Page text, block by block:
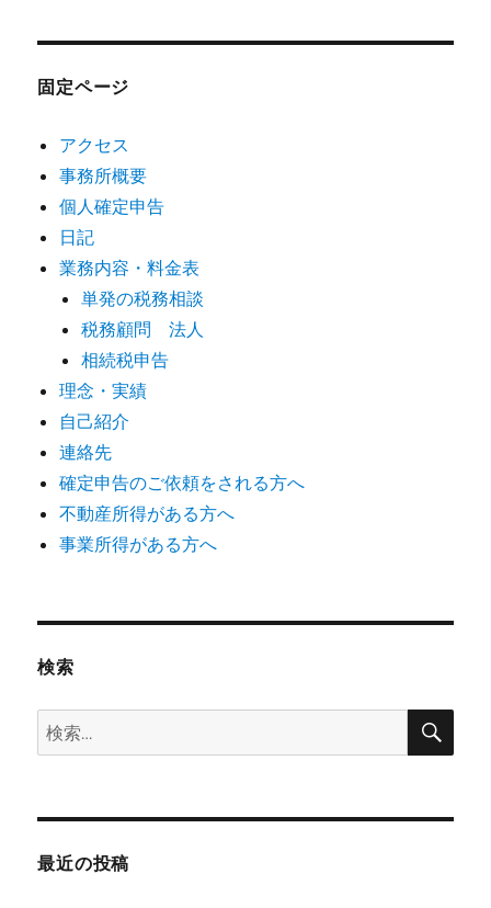
固定ページ
アクセス
事務所概要
個人確定申告
日記
業務内容・料金表
単発の税務相談
税務顧問 法人
相続税申告
理念・実績
自己紹介
連絡先
確定申告のご依頼をされる方へ
不動産所得がある方へ
事業所得がある方へ
検索
検
索:
検
最近の投稿